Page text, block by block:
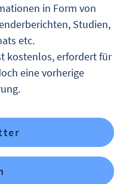
in Form von
Studien,
etc.
kostenlos, erfordert für
eine vorherige